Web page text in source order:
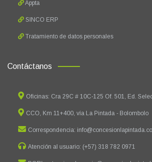
Appta
SINCO ERP
Tratamiento de datos personales
Contáctanos
Oficinas: Cra 29C # 10C-125 Of. 501, Ed.
CCO, Km 11+400, vía La Pintada - Bolombolo
Correspondencia:
Atención al usuario: (+57) 318 782 0971